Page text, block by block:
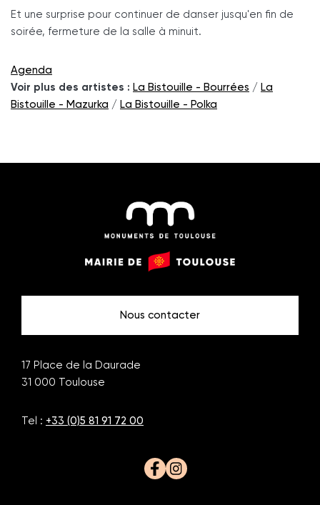
Et une surprise pour continuer de danser jusqu'en fin de
soirée, fermeture de la salle à minuit.
Agenda
Voir plus des artistes : La Bistouille - Bourrées / La
Bistouille - Mazurka / La Bistouille - Polka
Monuments Mairie
Nous contacter
17 Place de la Daurade
31 000 Toulouse
Tel : +33 (0)5 81 91 72 00
FacebookInstagram